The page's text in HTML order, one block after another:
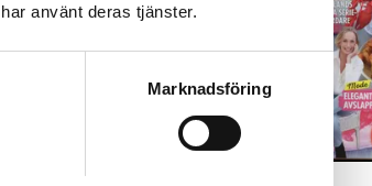
använt deras tjänster.
Marknadsföring